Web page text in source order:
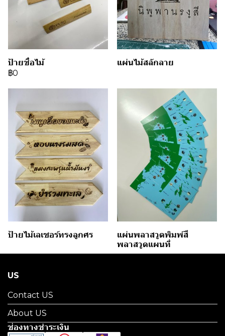
ป้ายชื่อไม้
฿0
แผ่นไม้สลักลาย
ป้ายไม้เลเซอร์ทรงลูกศร
แผ่นพลาสวูดพิมพ์สี
พลาสวูดแผนที่
US
Contact US
About US
ช่องทางชำระเงิน